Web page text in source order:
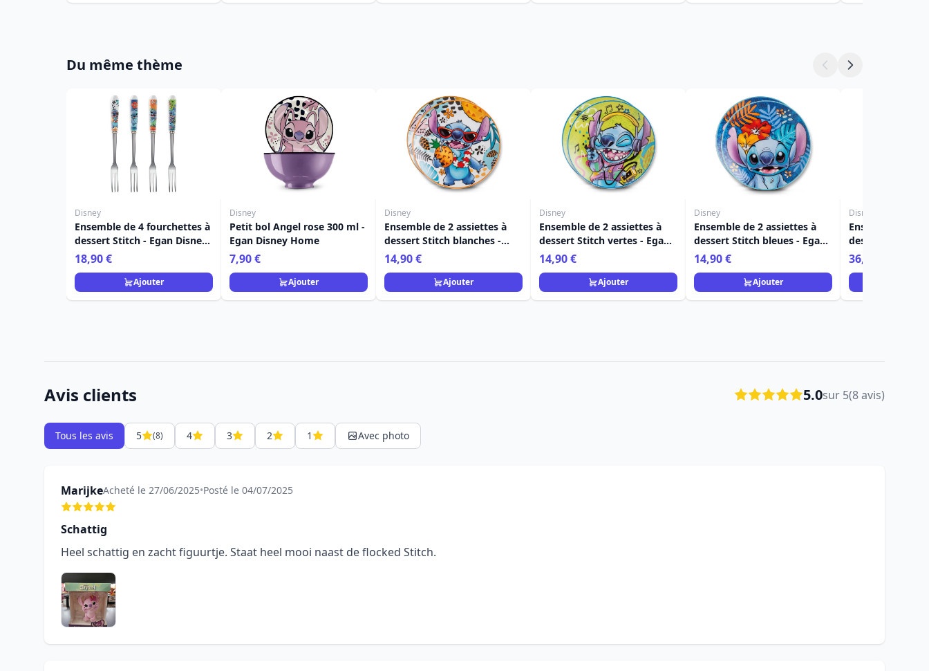
Du même thème
Disney
Ensemble de 4 fourchettes à
dessert Stitch - Egan Disney
Home
18,90 €
Ajouter
Disney
Petit bol Angel rose 300 ml -
Egan Disney Home
7,90 €
Ajouter
Disney
Ensemble de 2 assiettes à
dessert Stitch blanches -
Egan Disney Home
14,90 €
Ajouter
Disney
Ensemble de 2 assiettes à
dessert Stitch vertes - Egan
Disney Home
14,90 €
Ajouter
Disney
Ensemble de 2 assiettes à
dessert Stitch bleues - Egan
Disney Home
14,90 €
Ajouter
Disney
Ensemble de 4
dessert
- Egan Disney
36,90 €
Avis clients 5.0sur 5(8 avis)
Tous les avis 5 (8) 4 3 2 1 Avec photo
MarijkeAcheté le 27/06/2025•Posté le 04/07/2025
Schattig
Heel schattig en zacht figuurtje. Staat heel mooi naast de flocked Stitch.